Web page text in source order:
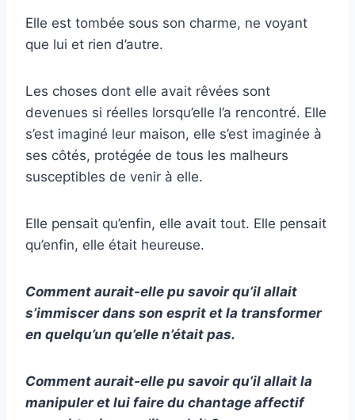
Elle est tombée sous son charme, ne voyant
que lui et rien d’autre.
Les choses dont elle avait rêvées sont
devenues si réelles lorsqu’elle l’a rencontré. Elle
s’est imaginé leur maison, elle s’est imaginée à
ses côtés, protégée de tous les malheurs
susceptibles de venir à elle.
Elle pensait qu’enfin, elle avait tout. Elle pensait
qu’enfin, elle était heureuse.
Comment aurait-elle pu savoir qu’il allait
s’immiscer dans son esprit et la transformer
en quelqu’un qu’elle n’était pas.
Comment aurait-elle pu savoir qu’il allait la
manipuler et lui faire du chantage affectif